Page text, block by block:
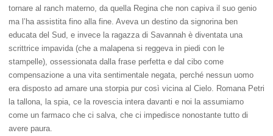
tornare al ranch materno, da quella Regina che non capiva il suo genio
ma l’ha assistita fino alla fine. Aveva un destino da signorina ben
educata del Sud, e invece la ragazza di Savannah è diventata una
scrittrice impavida (che a malapena si reggeva in piedi con le
stampelle), ossessionata dalla frase perfetta e dal cibo come
compensazione a una vita sentimentale negata, perché nessun uomo
era disposto ad amare una storpia pur così vicina al Cielo. Romana Petri
la tallona, la spia, ce la rovescia intera davanti e noi la assumiamo
come un farmaco che ci salva, che ci impedisce nonostante tutto di
avere paura.